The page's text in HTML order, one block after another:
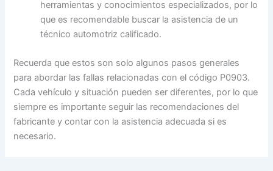
herramientas y conocimientos especializados, por lo
que es recomendable buscar la asistencia de un
técnico automotriz calificado.
Recuerda que estos son solo algunos pasos generales
para abordar las fallas relacionadas con el código P0903.
Cada vehículo y situación pueden ser diferentes, por lo que
siempre es importante seguir las recomendaciones del
fabricante y contar con la asistencia adecuada si es
necesario.